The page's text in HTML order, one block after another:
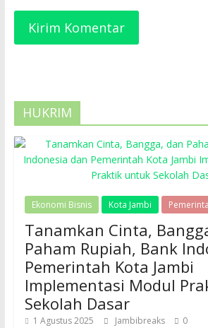
HUKRIM
Ekonomi Bisnis Kota Jambi
Tanamkan Cinta,
Paham Rupiah, Bank
Pemerintah Kota Jambi
Implementasi Modul
Sekolah Dasar
1 Agustus 2025 Jambibreaks 0